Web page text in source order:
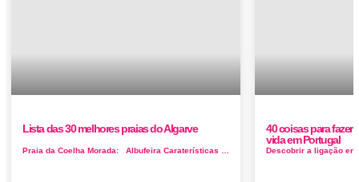
Lista das 30 melhores praias do Algarve
Praia da Coelha Morada: Albufeira Caraterísticas e Serviços: Parque de estacionamento; Bar; Temperatura média da agua no...
40 coisas para fazer
vida em Portugal